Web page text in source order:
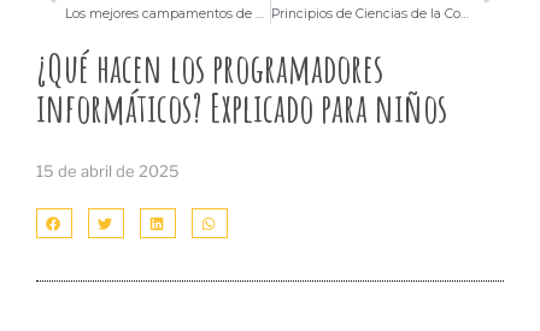
Los mejores campamentos de codificación para niños: ¿en línea o presenciales? (¿Cuál es mejor?) Principios de Ciencias de la Computación AP: Datos importantes y preparación para el examen
¿Qué hacen los programadores
informáticos? Explicado para niños
15 de abril de 2025